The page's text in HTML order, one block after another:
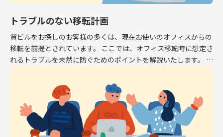
トラブルのない移転計画
貸ビルをお探しのお客様の多くは、現在お使いのオフィスからの
移転を前提とされています。 ここでは、オフィス移転時に想定さ
れるトラブルを未然に防ぐためのポイントを解説いたします。 解
約予告 現在お使いのオフィスから移転する場 […]